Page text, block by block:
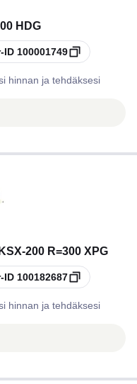
HDG
ID 100001749
hinnan ja tehdäksesi
200 R=300 XPG
ID 100182687
hinnan ja tehdäksesi